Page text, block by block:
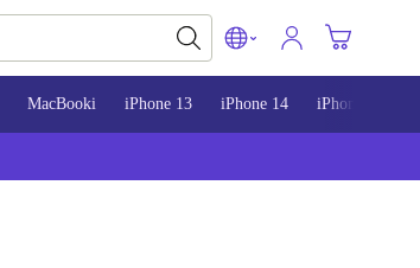
MacBooki iPhone 13 iPhone 14 iPhone 15